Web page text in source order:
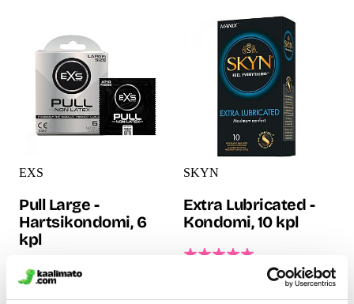
EXS
Pull Large -
Hartsikondomi, 6
kpl
EXS Pull Large on erittäin
SKYN
Extra Lubricated -
Kondomi, 10 kpl
Enemmän luistoa tarkoittaa
ihanampaa seksiä! Tämä
ekstraliukastettu, laadukas ja